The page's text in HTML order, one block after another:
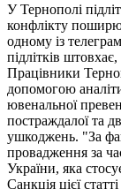
У Тернополі
конфлікту
одному із
підлітків
Працівники
допомогою
ювенальної
постраждалої та
ушкоджень. "За
провадження за
України, яка
Санкція цієї